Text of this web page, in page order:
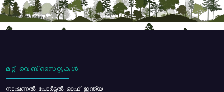
മറ്റ് വെബ്സൈറ്റുകൾ
നാഷണൽ പോർട്ടൽ ഓഫ് ഇന്ത്യ